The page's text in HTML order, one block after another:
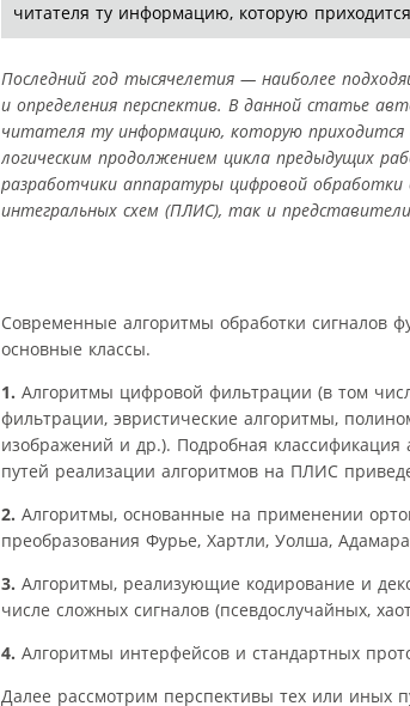
читателя ту информацию, которую
Последний год тысячелетия — наиболее
и определения перспектив. В данной статье
читателя ту информацию, которую приходится
логическим продолжением цикла предыдущих
разработчики аппаратуры цифровой обработки
интегральных схем (ПЛИС), так и
Современные алгоритмы обработки сигналов
основные классы.
1. Алгоритмы цифровой фильтрации (в том
фильтрации, эвристические алгоритмы,
изображений и др.). Подробная
путей реализации алгоритмов на ПЛИС
2. Алгоритмы, основанные на применении
преобразования Фурье, Хартли, Уолша,
3. Алгоритмы, реализующие кодирование и
числе сложных сигналов (псевдослучайных,
4. Алгоритмы интерфейсов и стандартных
Далее рассмотрим перспективы тех или иных